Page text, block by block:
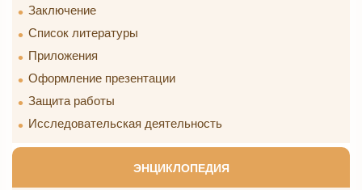
Заключение
Список литературы
Приложения
Оформление презентации
Защита работы
Исследовательская деятельность
ЭНЦИКЛОПЕДИЯ